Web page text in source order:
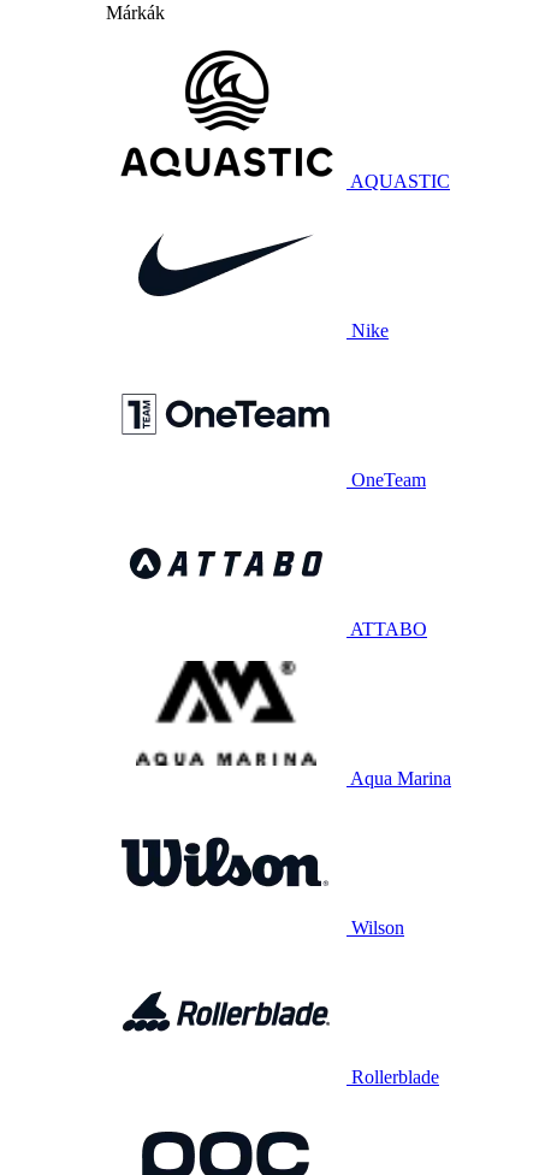
Márkák
AQUASTIC
Nike
OneTeam
ATTABO
Aqua Marina
Wilson
Rollerblade